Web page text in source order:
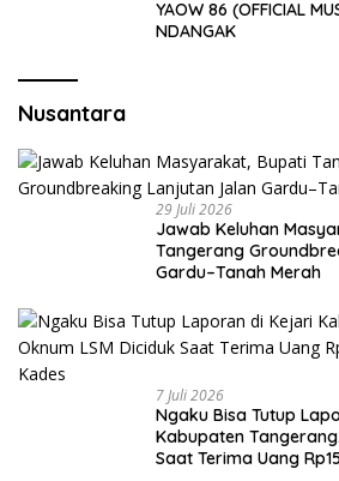
YAOW 86 (OFFICIAL
NDANGAK
Nusantara
29 Juli 2026
Jawab Keluhan
Tangerang
Gardu–Tanah Merah
7 Juli 2026
Ngaku Bisa Tutup
Kabupaten
Saat Terima Uang